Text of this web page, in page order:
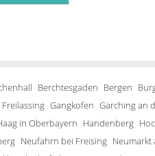
Berchtesgaden Bergen
Freilassing Gangkofen Garching an
in Oberbayern Handenberg
Neufahrn bei Freising Neumarkt